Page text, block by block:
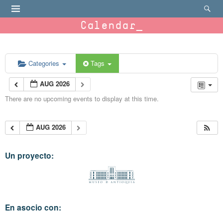
Calendar
Categories Tags
AUG 2026
There are no upcoming events to display at this time.
AUG 2026
Un proyecto:
En asocio con: